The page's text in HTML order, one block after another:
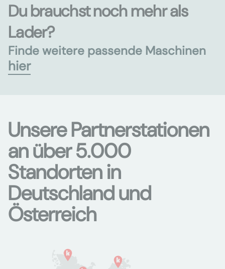
Du brauchst noch mehr als
Lader?
Finde weitere passende Maschinen
hier
Unsere Partnerstationen
an über 5.000
Standorten in
Deutschland und
Österreich